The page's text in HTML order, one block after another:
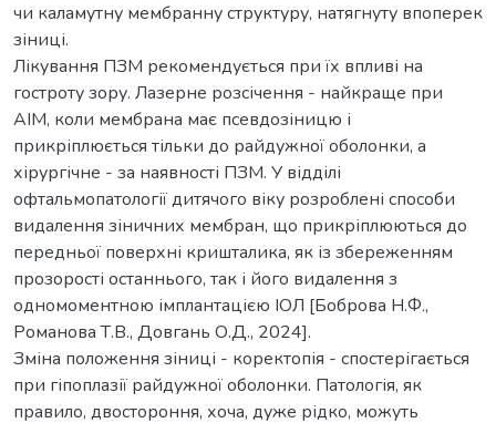
чи каламутну мембранну структуру, натягнуту впоперек
зіниці.
Лікування ПЗМ рекомендується при їх впливі на
гостроту зору. Лазерне розсічення - найкраще при
AIM, коли мембрана має псевдозіницю і
прикріплюється тільки до райдужної оболонки, а
хірургічне - за наявності ПЗМ. У відділі
офтальмопатології дитячого віку розроблені способи
видалення зіничних мембран, що прикріплюються до
передньої поверхні кришталика, як із збереженням
прозорості останнього, так і його видалення з
одномоментною імплантацією ІОЛ [Боброва Н.Ф.,
Романова Т.В., Довгань О.Д., 2024].
Зміна положення зіниці - коректопія - спостерігається
при гіпоплазії райдужної оболонки. Патологія, як
правило, двостороння, хоча, дуже рідко, можуть